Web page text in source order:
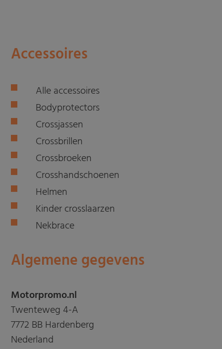
Accessoires
Alle accessoires
Bodyprotectors
Crossjassen
Crossbrillen
Crossbroeken
Crosshandschoenen
Helmen
Kinder crosslaarzen
Nekbrace
Algemene gegevens
Motorpromo.nl
Twenteweg 4-A
7772 BB Hardenberg
Nederland